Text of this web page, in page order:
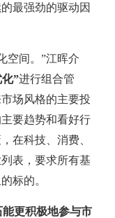
最强劲的驱动因
空间。”江晖介
”进行组合管
场风格的主要投
要趋势和看好行
在科技、消费、
表，要求所有基
标的。
更积极地参与市